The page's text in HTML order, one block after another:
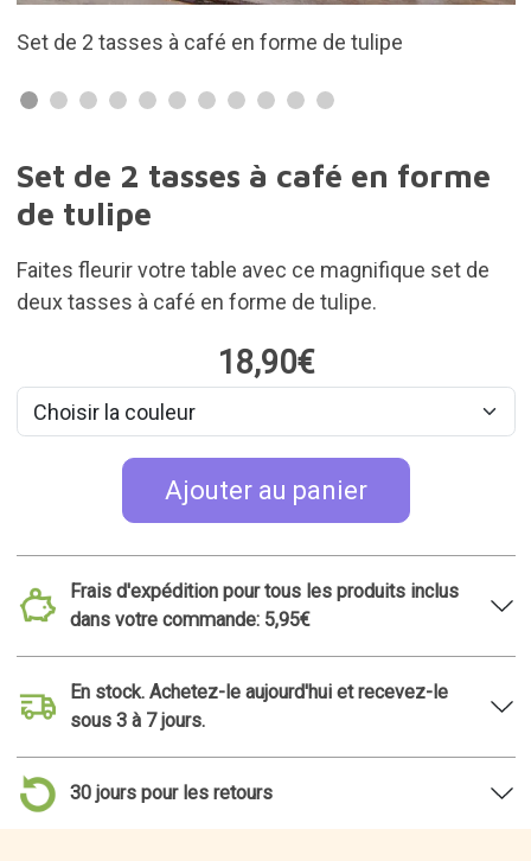
Un design original et beau
Set de 2 tasses à café en forme
de tulipe
Faites fleurir votre table avec ce magnifique set de
deux tasses à café en forme de tulipe.
18,90€
Ajouter au panier
Frais d'expédition pour tous les produits inclus
dans votre commande: 5,95€
En stock. Achetez-le aujourd'hui et recevez-le
sous 3 à 7 jours.
30 jours pour les retours